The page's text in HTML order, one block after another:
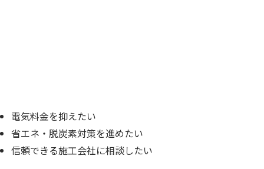
電気料金を抑えたい
省エネ・脱炭素対策を進めたい
信頼できる施工会社に相談したい